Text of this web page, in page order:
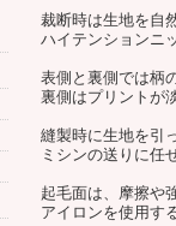
裁断時は生地を自
ハイテンションニ
表側と裏側では柄
裏側はプリントが
縫製時に生地を引
ミシンの送りに任
起毛面は、摩擦や
アイロンを使用す